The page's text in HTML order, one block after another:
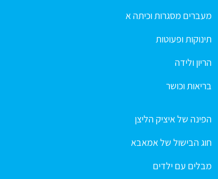
מעברים מסגרות וכיתה א
תינוקות ופעוטות
הריון ולידה
בריאות וכושר
הפינה של איציק הליצן
חוג הבישול של אמאבא
מבלים עם ילדים